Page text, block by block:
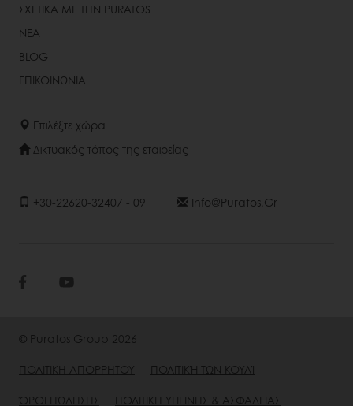
ΣΧΕΤΙΚΑ ΜΕ ΤΗΝ PURATOS
ΝΕΑ
BLOG
ΕΠΙΚΟΙΝΩΝΙΑ
Επιλέξτε χώρα
Δικτυακός τόπος της εταιρείας
+30-22620-32407 - 09 Info@puratos.gr
© Puratos Group 2026
ΠΟΛΙΤΙΚΗ ΑΠΟΡΡΗΤΟΥ
ΠΟΛΙΤΙΚΉ ΤΩΝ ΚΟΥΛΊ
ΌΡΟΙ ΠΏΛΗΣΗΣ
ΠΟΛΙΤΙΚΗ ΥΓΙΕΙΝΗΣ & ΑΣΦΑΛΕΙΑΣ